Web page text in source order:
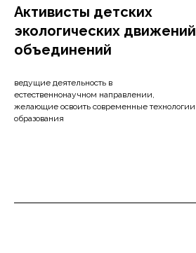
Активисты детских
экологических
объединений
ведущие деятельность в
естественнонаучном направлении,
желающие освоить современные технологии
образования